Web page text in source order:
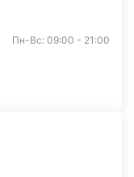
Пн-Вс: 09:00 - 21:00